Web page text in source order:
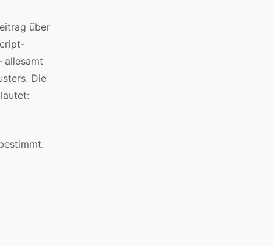
über
allesamt
Die